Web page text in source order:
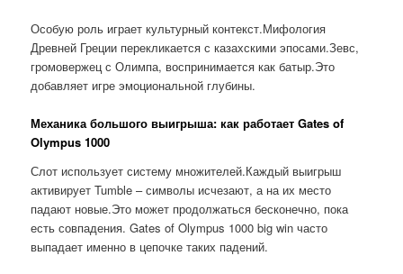
Особую роль играет культурный контекст.Мифология
Древней Греции перекликается с казахскими эпосами.Зевс,
громовержец с Олимпа, воспринимается как батыр.Это
добавляет игре эмоциональной глубины.
Механика большого выигрыша: как работает Gates of
Olympus 1000
Слот использует систему множителей.Каждый выигрыш
активирует Tumble – символы исчезают, а на их место
падают новые.Это может продолжаться бесконечно, пока
есть совпадения. Gates of Olympus 1000 big win часто
выпадает именно в цепочке таких падений.